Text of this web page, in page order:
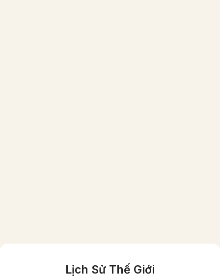
Lịch Sử Thế Giới